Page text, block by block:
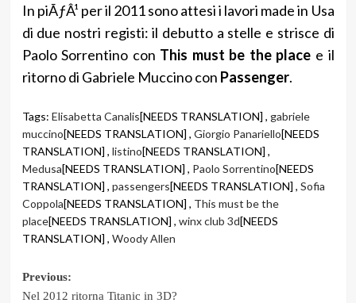
In piÃƒÂ¹ per il 2011 sono attesi i lavori made in Usa
di due nostri registi: il debutto a stelle e strisce di
Paolo Sorrentino con This must be the place e il
ritorno di Gabriele Muccino con Passenger.
Tags: Elisabetta Canalis[NEEDS TRANSLATION] , gabriele
muccino[NEEDS TRANSLATION] , Giorgio Panariello[NEEDS
TRANSLATION] , listino[NEEDS TRANSLATION] ,
Medusa[NEEDS TRANSLATION] , Paolo Sorrentino[NEEDS
TRANSLATION] , passengers[NEEDS TRANSLATION] , Sofia
Coppola[NEEDS TRANSLATION] , This must be the
place[NEEDS TRANSLATION] , winx club 3d[NEEDS
TRANSLATION] , Woody Allen
Post
Previous:
Nel 2012 ritorna Titanic in 3D?